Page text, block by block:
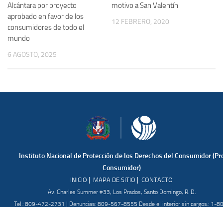
Alcántara por proyecto
aprobado en favor de los
consumidores de todo el
mundo
6 AGOSTO, 2025
motivo a San Valentín
12 FEBRERO, 2020
Instituto Nacional de Protección de los Derechos del Consumidor
Consumidor)
INICIO | MAPA DE SITIO | CONTACTO
Av. Charles Summer #33, Los Prados, Santo Domingo, R. D.
Tel.: 809-472-2731 | Denuncias: 809-567-8555 Desde el interior sin cargos.: 1-